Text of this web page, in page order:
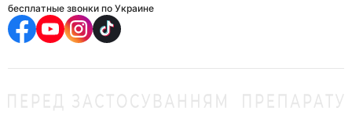
бесплатные звонки по Украине